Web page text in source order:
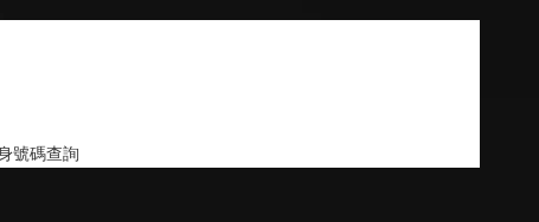
號碼查詢